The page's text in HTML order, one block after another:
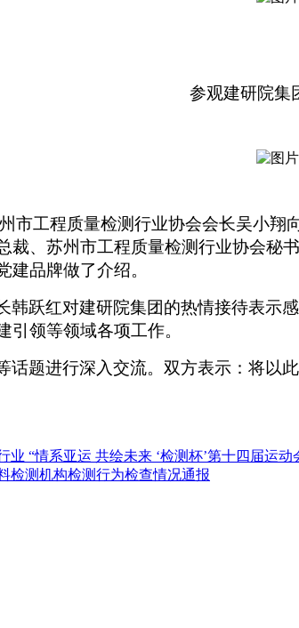
参观建研院集
市工程质量检测行业协会会长吴小
、苏州市工程质量检测行业协会秘
建品牌做了介绍。
韩跃红对建研院集团的热情接待表
领等领域各项工作。
话题进行深入交流。双方表示：将以
“情系亚运 共绘未来 ‘检测杯’第十四届运动
检测机构检测行为检查情况通报